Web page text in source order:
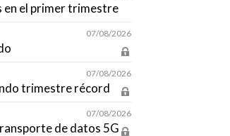
en el primer trimestre
07/08/2026
07/08/2026
trimestre récord
07/08/2026
de datos 5G